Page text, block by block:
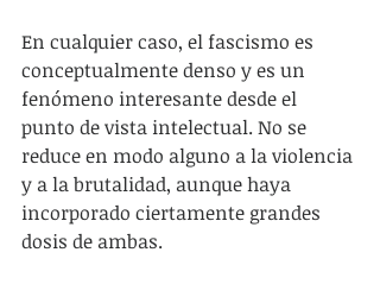
En cualquier caso, el fascismo es
conceptualmente denso y es un
fenómeno interesante desde el
punto de vista intelectual. No se
reduce en modo alguno a la violencia
y a la brutalidad, aunque haya
incorporado ciertamente grandes
dosis de ambas.